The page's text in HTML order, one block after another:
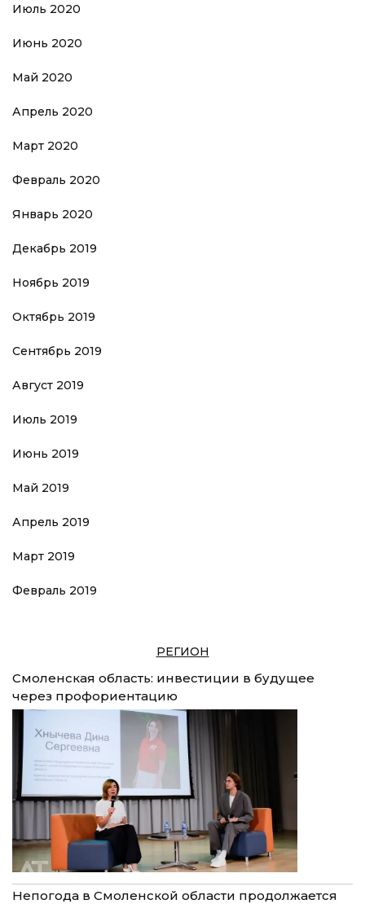
Июль 2020
Июнь 2020
Май 2020
Апрель 2020
Март 2020
Февраль 2020
Январь 2020
Декабрь 2019
Ноябрь 2019
Октябрь 2019
Сентябрь 2019
Август 2019
Июль 2019
Июнь 2019
Май 2019
Апрель 2019
Март 2019
Февраль 2019
РЕГИОН
Смоленская область: инвестиции в будущее
через профориентацию
Непогода в Смоленской области продолжается